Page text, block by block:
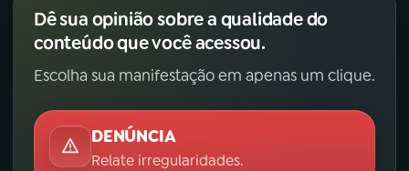
Dê sua opinião sobre a qualidade do
conteúdo que você acessou.
Escolha sua manifestação em apenas um clique.
DENÚNCIA
Relate irregularidades.